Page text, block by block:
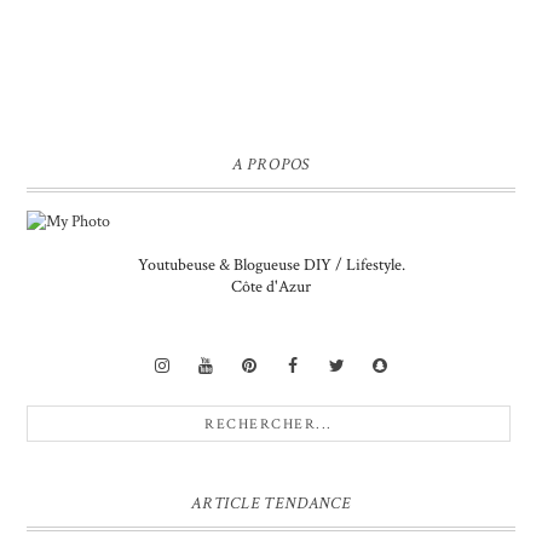
A PROPOS
Youtubeuse & Blogueuse DIY / Lifestyle.
Côte d'Azur
ARTICLE TENDANCE